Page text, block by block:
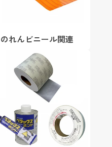
のれんビニール関連